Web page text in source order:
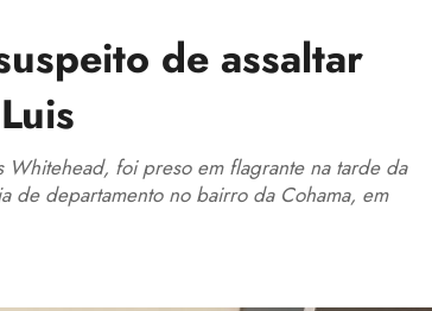
de assaltar
foi preso em flagrante na tarde da
de departamento no bairro da Cohama, em